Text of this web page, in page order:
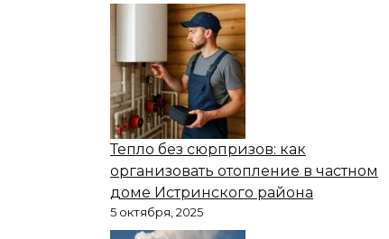
Тепло без сюрпризов: как
организовать отопление в частном
доме Истринского района
5 октября, 2025